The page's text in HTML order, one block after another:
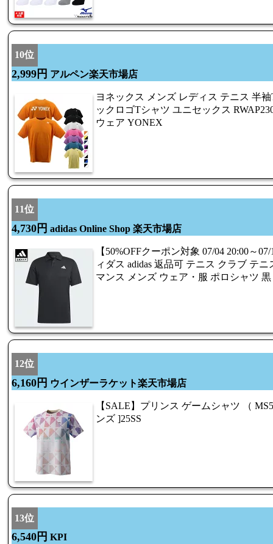
10位
2,999円 アルペン楽天市場店
ヨネックス メンズ レディス テニス 半
ックロゴTシャツ ユニセックス
ウェア YONEX
11位
4,730円 adidas Online Shop 楽天市場店
【50%OFFクーポン対象 07/04 20:00～
ィダス adidas 返品可 テニス クラブ テ
マンス メンズ ウェア・服 ポロシャツ 黒
12位
6,160円 ウインザーラケット楽天市場店
【SALE】プリンス ゲームシャツ （
ンズ ]25SS
13位
6,540円 KPI